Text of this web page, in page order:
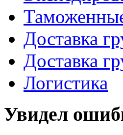
Доставка
Доставка
Логистика
Увидел